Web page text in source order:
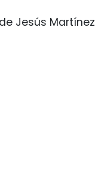
Jesús Martínez